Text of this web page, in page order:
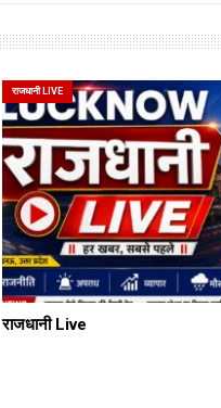
राजधानी LIVE
राजधानी Live